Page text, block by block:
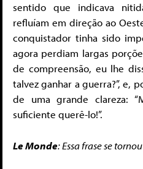
sentido que indicava
refluíam em direção ao
conquistador tinha sido
agora perdiam largas
de compreensão, eu lhe
talvez ganhar a guerra?”, e,
de uma grande clareza:
suficiente querê-lo!”.
Le Monde: Essa frase se